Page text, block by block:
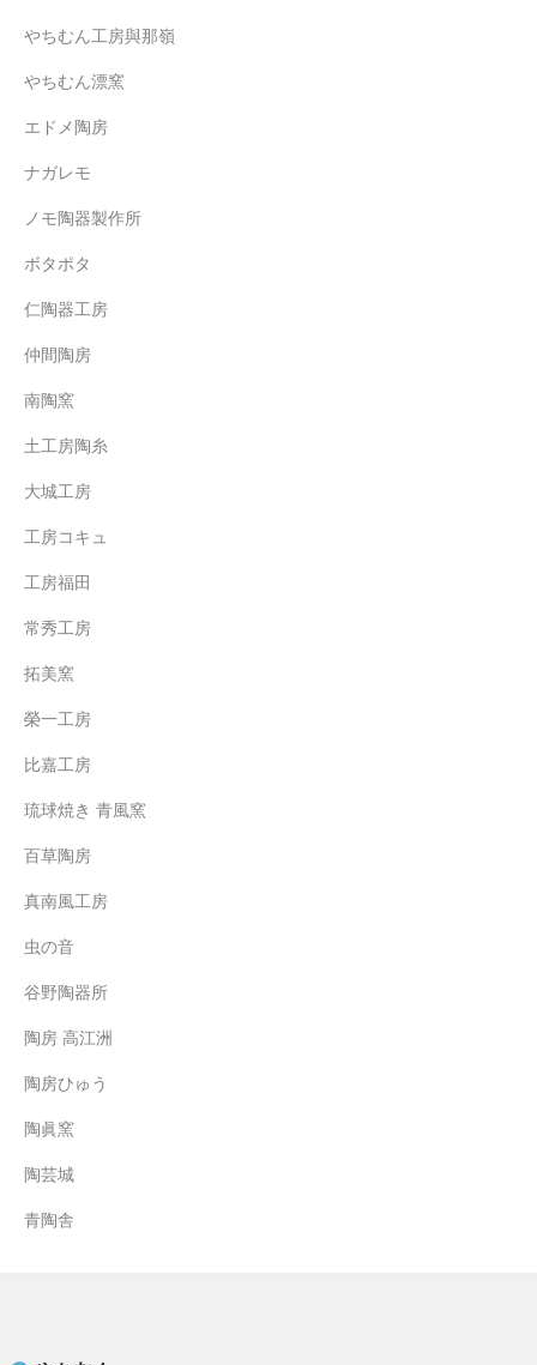
やちむん工房與那嶺
やちむん漂窯
エドメ陶房
ナガレモ
ノモ陶器製作所
ボタポタ
仁陶器工房
仲間陶房
南陶窯
土工房陶糸
大城工房
工房コキュ
工房福田
常秀工房
拓美窯
榮一工房
比嘉工房
琉球焼き 青風窯
百草陶房
真南風工房
虫の音
谷野陶器所
陶房 高江洲
陶房ひゅう
陶眞窯
陶芸城
青陶舎